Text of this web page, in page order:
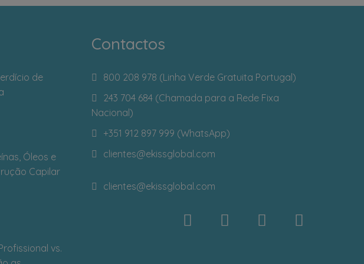
de
Óleos e
Capilar
vs.
Contactos
800 208 978 (Linha Verde Gratuita Portugal)
243 704 684 (Chamada para a Rede Fixa
Nacional)
+351 912 897 999 (WhatsApp)
clientes@ekissglobal.com
clientes@ekissglobal.com